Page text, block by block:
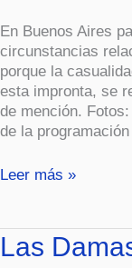
En Buenos Aires
circunstancias
porque la
esta impronta, se
de mención.
de la
Leer más »
Las
Las
Damas